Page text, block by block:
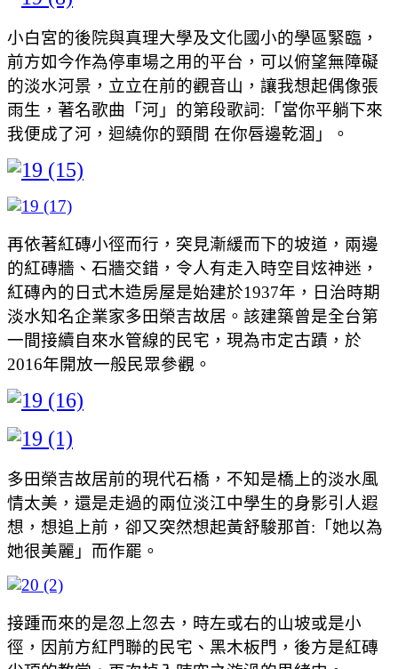
小白宮的後院與真理大學及文化國小的學區緊臨，
前方如今作為停車場之用的平台，可以俯望無障礙
的淡水河景，立立在前的觀音山，讓我想起偶像張
雨生，著名歌曲「河」的第段歌詞:「當你平躺下來
我便成了河，迴繞你的頸間 在你唇邊乾涸」。
再依著紅磚小徑而行，突見漸緩而下的坡道，兩邊
的紅磚牆、石牆交錯，令人有走入時空目炫神迷，
紅磚內的日式木造房屋是始建於1937年，日治時期
淡水知名企業家多田榮吉故居。該建築曾是全台第
一間接續自來水管線的民宅，現為市定古蹟，於
2016年開放一般民眾參觀。
多田榮吉故居前的現代石橋，不知是橋上的淡水風
情太美，還是走過的兩位淡江中學生的身影引人遐
想，想追上前，卻又突然想起黃舒駿那首:「她以為
她很美麗」而作罷。
接踵而來的是忽上忽去，時左或右的山坡或是小
徑，因前方紅門聯的民宅、黑木板門，後方是紅磚